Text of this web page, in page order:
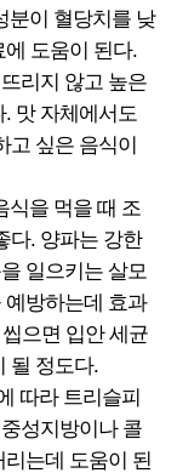
분이 혈당치를 낮
도움이 된다.
리지 않고 높은
맛 자체에서도
고 싶은 음식이
식을 먹을 때 조
다. 양파는 강한
일으키는 살모
방하는데 효과
으면 입안 세균
될 정도다.
따라 트리슬피
성지방이나 콜
는데 도움이 된